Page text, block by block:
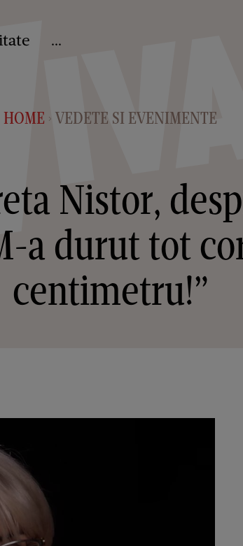
...
HOME > VEDETE SI EVENIMENTE
Nistor,
a durut tot
centimetru!”